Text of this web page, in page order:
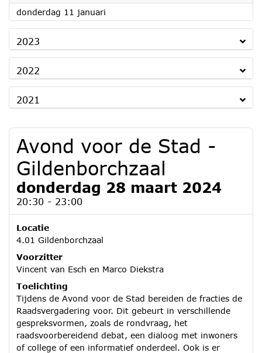
donderdag 11 januari
2023
2022
2021
Avond voor de Stad -
Gildenborchzaal
donderdag 28 maart 2024
20:30 - 23:00
Locatie
4.01 Gildenborchzaal
Voorzitter
Vincent van Esch en Marco Diekstra
Toelichting
Tijdens de Avond voor de Stad bereiden de fracties de
Raadsvergadering voor. Dit gebeurt in verschillende
gespreksvormen, zoals de rondvraag, het
raadsvoorbereidend debat, een dialoog met inwoners
of college of een informatief onderdeel. Ook is er